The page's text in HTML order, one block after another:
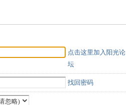
点击这里加入阳光论
坛
找回密码